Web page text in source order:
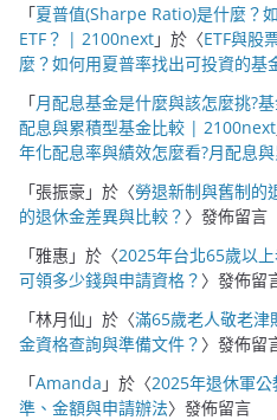
「夏普值(Sharpe Ratio)是什麼？
ETF？ | 2100next」於〈ETF與股
麼？如何用夏普率找出可投資的基
「月配息基金是什麼與該怎麼挑?
配息與累積型基金比較 | 2100next
年化配息率與績效怎麼看?月配息
「張振豪」於〈勞退新制與舊制的
的退休金差異與比較？ 〉發佈留言
「雅惠 」於〈2025年台北65歲以
可領多少錢與申請資格？ 〉發佈留
「林月仙 」於〈滿65歲老人敬老津
金資格查詢與準備文件？ 〉發佈留
「Amanda 」於〈2025年退休軍
準、金額與申請辦法〉發佈留言